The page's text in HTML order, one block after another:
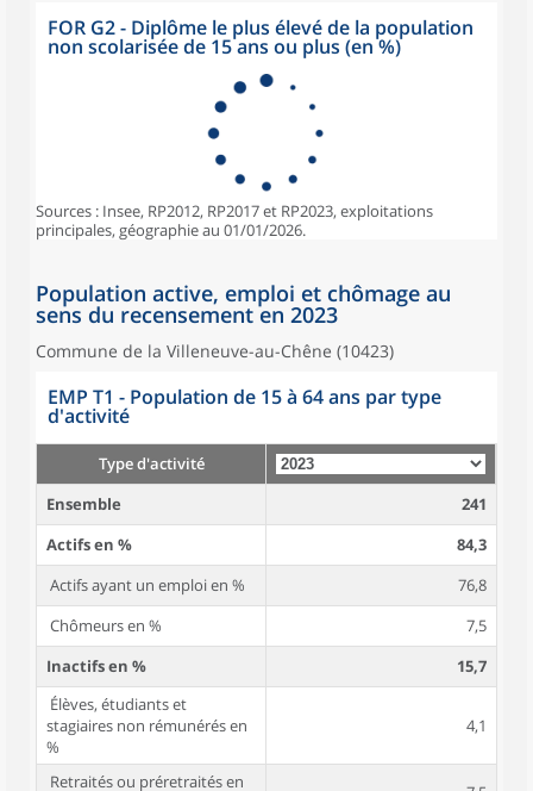
FOR G2 - Diplôme le plus élevé de la population
non scolarisée de 15 ans ou plus (en %)
Sources : Insee, RP2012, RP2017 et RP2023, exploitations
principales, géographie au 01/01/2026.
Population active, emploi et chômage au
sens du recensement en 2023
Commune de la Villeneuve-au-Chêne (10423)
EMP T1 - Population de 15 à 64 ans par type
d'activité
Type d'activité
Ensemble
241
Actifs en %
84,3
Actifs ayant un emploi en %
76,8
Chômeurs en %
7,5
Inactifs en %
15,7
Élèves, étudiants et
stagiaires non rémunérés en
%
4,1
Retraités ou préretraités en